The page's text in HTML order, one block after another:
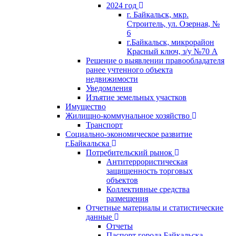
2024 год
г. Байкальск, мкр.
Строитель, ул. Озерная, №
6
г.Байкальск, микрорайон
Красный ключ, з/у №70 А
Решение о выявлении правообладателя
ранее учтенного объекта
недвижимости
Уведомления
Изъятие земельных участков
Имущество
Жилищно-коммунальное хозяйство
Транспорт
Социально-экономическое развитие
г.Байкальска
Потребительский рынок
Антитеррористическая
защищенность торговых
объектов
Коллективные средства
размещения
Отчетные материалы и статистические
данные
Отчеты